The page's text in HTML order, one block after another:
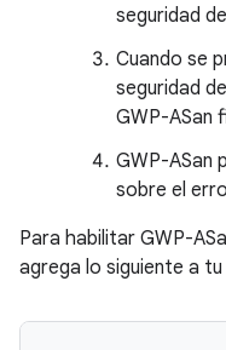
seguridad
Cuando se
seguridad
GWP-ASan
GWP-ASan
sobre el
Para habilitar GWP-
agrega lo siguiente a